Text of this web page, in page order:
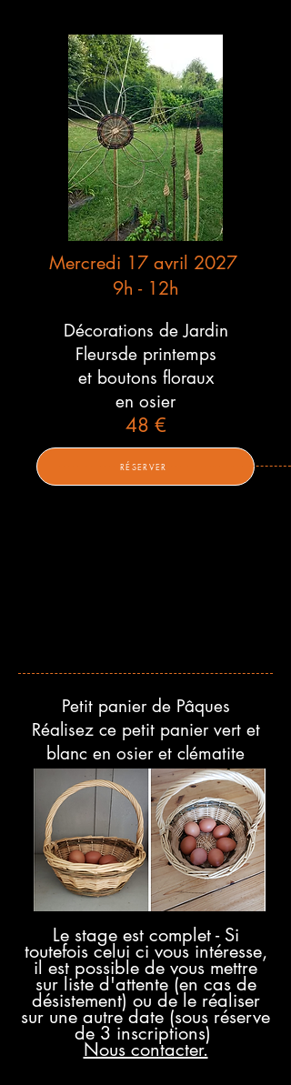
Mercredi 17 avril 2027
9h - 12h
Décorations de Jardin
Fleursde printemps
et boutons floraux
en osier
48 €
RÉSERVER
Petit panier de Pâques
Réalisez ce petit panier vert et
blanc en osier et clématite
Le stage est complet - Si
toutefois celui ci vous intéresse,
il est possible de vous mettre
sur liste d'attente (en cas de
désistement) ou de le réaliser
sur une autre date (sous réserve
de 3 inscriptions)
Nous contacter.